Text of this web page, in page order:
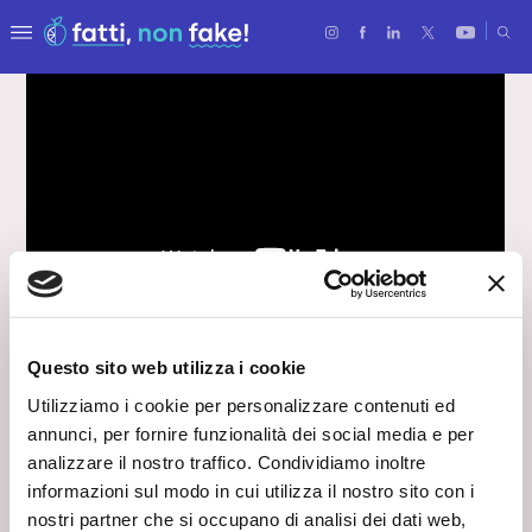
Questo sito web utilizza i cookie
Utilizziamo i cookie per personalizzare contenuti ed
annunci, per fornire funzionalità dei social media e per
analizzare il nostro traffico. Condividiamo inoltre
informazioni sul modo in cui utilizza il nostro sito con i
nostri partner che si occupano di analisi dei dati web,
LA CHIMICA È...
Oggi parliamo di… amido!
26 Maggio 2022
Dietro un singolo chicco di mais si nasconde un mondo
di possibilità. L’amido è una delle materie prime naturali